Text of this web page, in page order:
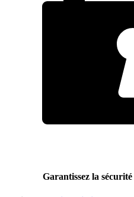
Garantissez la sécurité